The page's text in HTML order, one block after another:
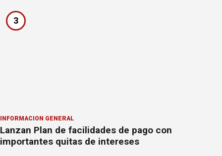
3
INFORMACION GENERAL
Lanzan Plan de facilidades de pago con
importantes quitas de intereses